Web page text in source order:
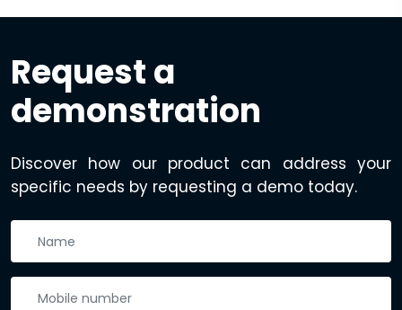
Request a
demonstration
Discover how our product can address your
specific needs by requesting a demo today.